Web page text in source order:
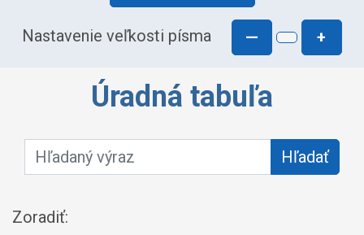
Nastavenie veľkosti písma — +
Úradná tabuľa
Hľadaný výraz: Hľadať
Zoradiť: